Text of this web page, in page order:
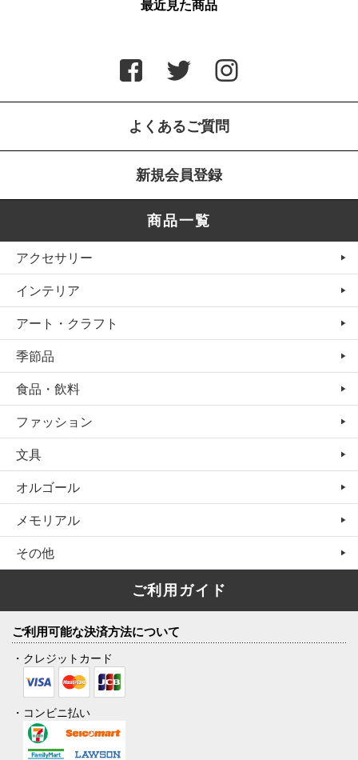
最近見た商品
よくあるご質問
新規会員登録
商品一覧
アクセサリー
インテリア
アート・クラフト
季節品
食品・飲料
ファッション
文具
オルゴール
メモリアル
その他
ご利用ガイド
ご利用可能な決済方法について
・クレジットカード
・コンビニ払い